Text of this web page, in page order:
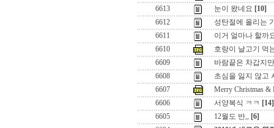
6613
눈이 왔네요 [10]
6612
성탄절에 올리는
6611
이거 얼마나 할까
6610
호랑이 날고기 먹
6609
바람끝은 차갑지
6608
초심을 잃지 않고
6607
Merry Christmas &
6606
서양복식 ㅋㅋ [14]
6605
12월도 반,, [6]